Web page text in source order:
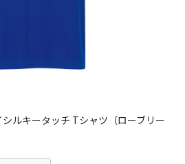
ルキータッチ Tシャツ（ローブリー